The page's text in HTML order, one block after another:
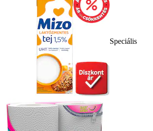
Speciális